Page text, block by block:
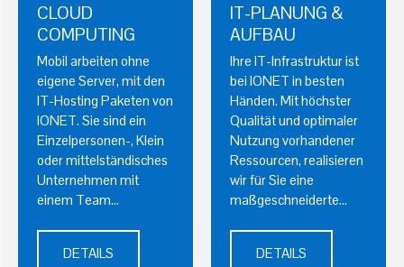
CLOUD
COMPUTING
Mobil arbeiten ohne
eigene Server, mit den
IT-Hosting Paketen von
IONET. Sie sind ein
Einzelpersonen-, Klein
oder mittelständisches
Unternehmen mit
einem Team…
DETAILS
IT-PLANUNG &
AUFBAU
Ihre IT-Infrastruktur ist
bei IONET in besten
Händen. Mit höchster
Qualität und optimaler
Nutzung vorhandener
Ressourcen, realisieren
wir für Sie eine
maßgeschneiderte…
DETAILS